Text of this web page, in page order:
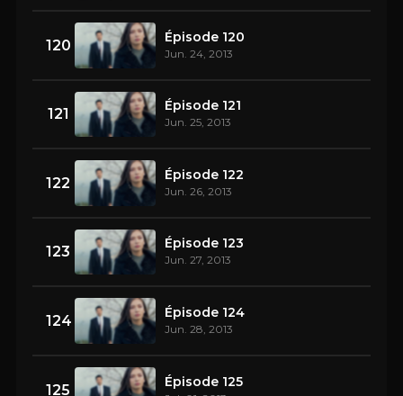
120 Épisode 120
Jun. 24, 2013
121 Épisode 121
Jun. 25, 2013
122 Épisode 122
Jun. 26, 2013
123 Épisode 123
Jun. 27, 2013
124 Épisode 124
Jun. 28, 2013
125 Épisode 125